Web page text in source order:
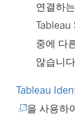
연결하
Tableau
중에 다
않습니
Tableau
을 사용하